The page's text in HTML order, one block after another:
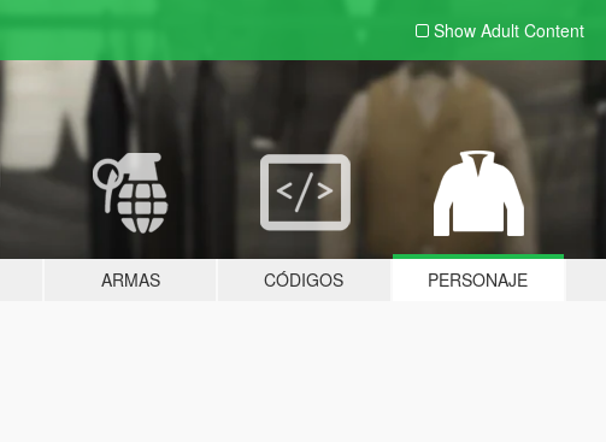
Show Adult Content
ARMAS CÓDIGOS PERSONAJE